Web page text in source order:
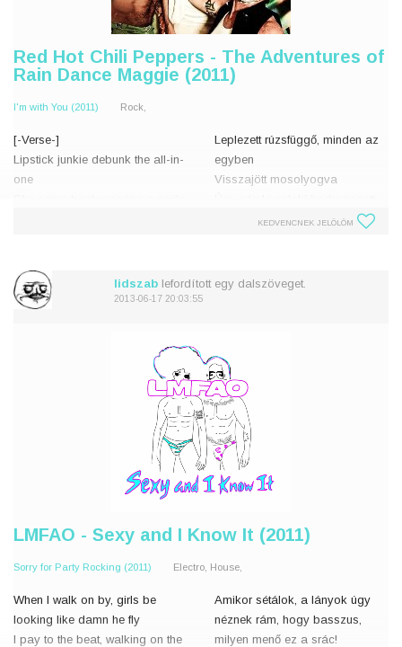
Red Hot Chili Peppers - The Adventures of
Rain Dance Maggie (2011)
I'm with You (2011) Rock,
[-Verse-]
Lipstick junkie debunk the all-in-
one
No one here is on trial
it's just a turnaround and we g
Leplezett rúzsfüggő, minden az
egyben
Visszajött mosolyogva
azért, hogy
Helyszínellenőrzés, aztán rátér
KEDVENCNEK JELÖLÖM
lidszab lefordított egy dalszöveget.
2013-06-17 20:03:55
LMFAO - Sexy and I Know It (2011)
Sorry for Party Rocking (2011) Electro, House,
When I walk on by, girls be
looking like damn he fly
I pay to the beat, walking on the
Amikor sétálok, a lányok úgy
néznek rám, hogy basszus,
milyen menő ez a srác!